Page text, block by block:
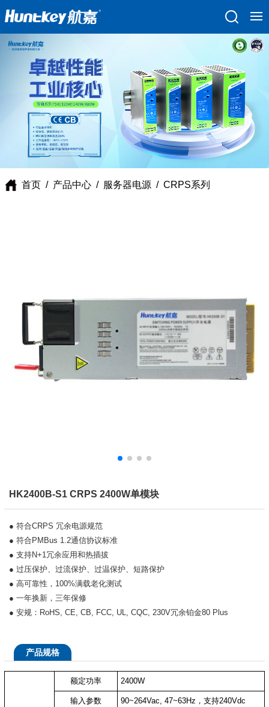
首页 / 产品中心 / 服务器电源 / CRPS系列
HK2400B-S1 CRPS 2400W单模块
● 符合CRPS 冗余电源规范
● 符合PMBus 1.2通信协议标准
● 支持N+1冗余应用和热插拔
● 过压保护、过流保护、过温保护、短路保护
● 高可靠性，100%满载老化测试
● 一年换新，三年保修
● 安规：RoHS, CE, CB, FCC, UL, CQC, 230V冗余铂金80 Plus
产品规格
额定功率 2400W
输入参数 90~264Vac, 47~63Hz，支持240Vdc